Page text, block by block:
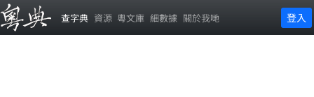
查字典 資源 粵文庫 細數據 關於我哋 登入